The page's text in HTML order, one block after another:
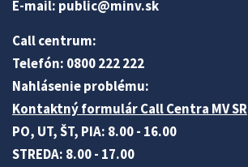
E-mail: public@minv.sk
Call centrum:
Telefón: 0800 222 222
Nahlásenie problému:
Kontaktný formulár Call Centra MV SR
PO, UT, ŠT, PIA: 8.00 - 16.00
STREDA: 8.00 - 17.00